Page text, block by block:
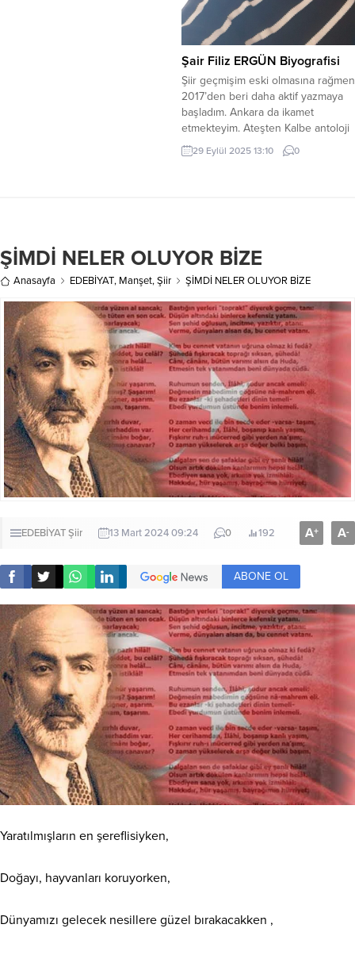
Şair Filiz ERGÜN Biyografisi
Şiir geçmişim eski olmasına rağmen
2017’den beri daha aktif yazmaya
başladım. Ankara da ikamet
etmekteyim. Ateşten Kalbe antoloji
kitabıyla serüvenim başladı. Şiir
yazmayı çok seviyorum. Kelimelere
29 Eylül 2025 13:10 0
ŞİMDİ NELER OLUYOR BİZE
Anasayfa EDEBİYAT, Manşet,Şiir ŞİMDİ NELER OLUYOR BİZE
EDEBİYATŞiir 13 Mart 2024 09:24 0 192 A+ A-
ABONE OL
Yaratılmışların en şereflisiyken,
Doğayı, hayvanları koruyorken,
Dünyamızı gelecek nesillere güzel bırakacakken ,